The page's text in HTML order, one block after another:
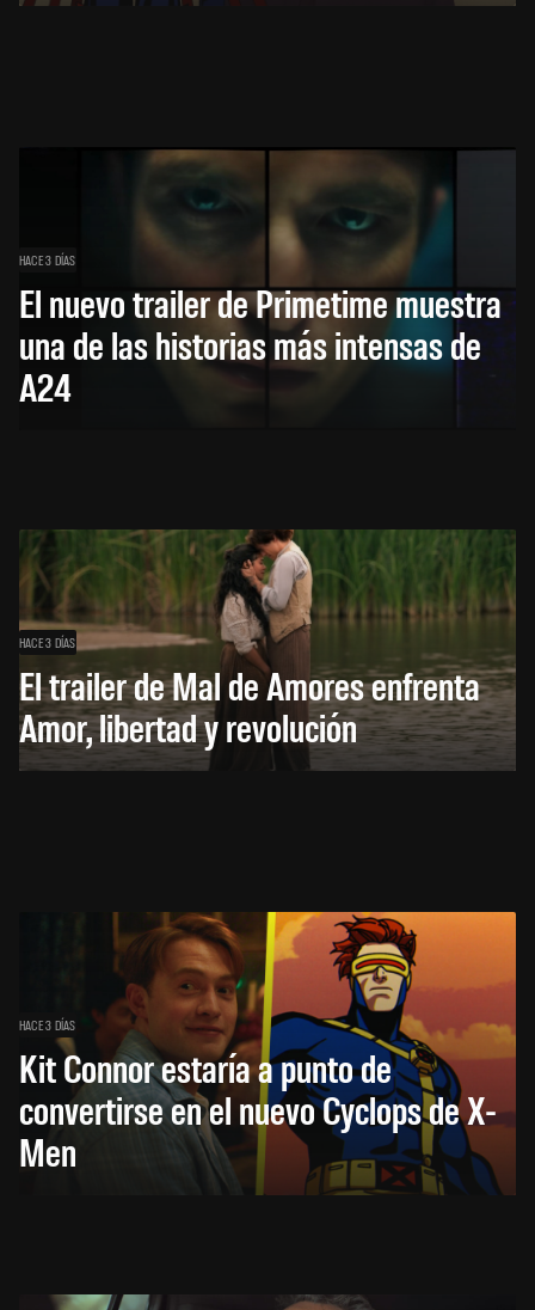
HACE 3 DÍAS
El nuevo trailer de Primetime muestra
una de las historias más intensas de
A24
HACE 3 DÍAS
El trailer de Mal de Amores enfrenta
Amor, libertad y revolución
HACE 3 DÍAS
Kit Connor estaría a punto de
convertirse en el nuevo Cyclops de X-
Men